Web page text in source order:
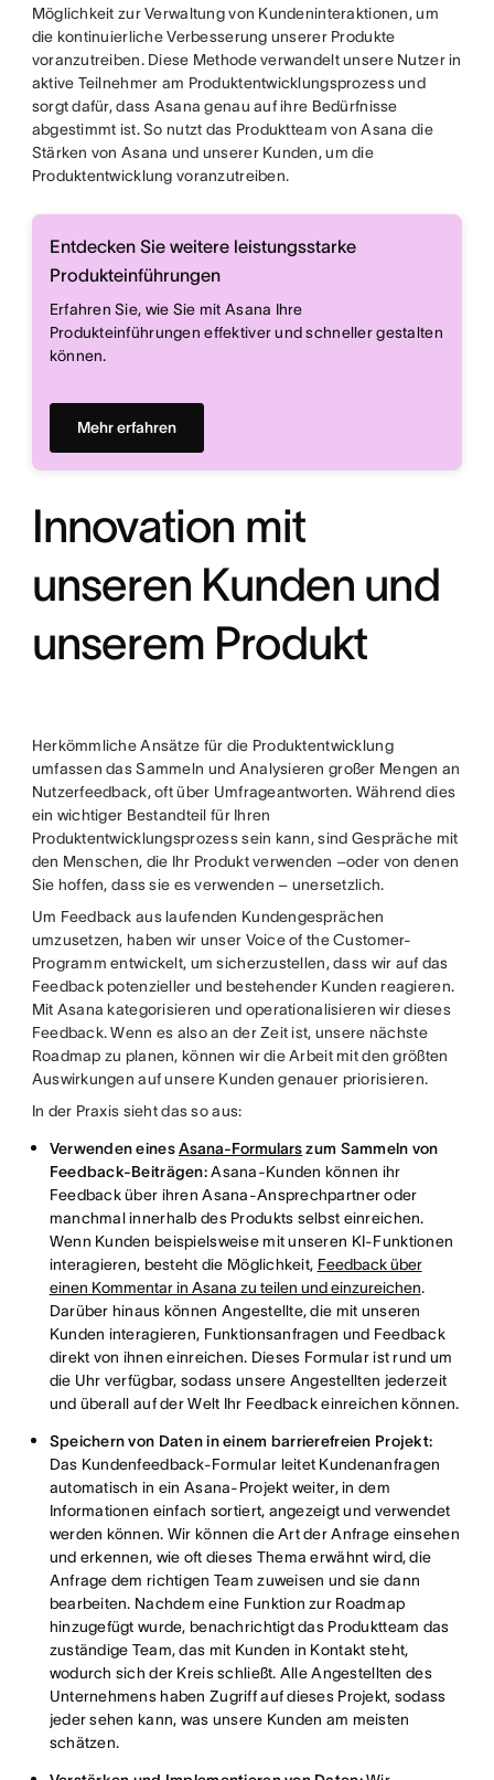
Möglichkeit zur Verwaltung von Kundeninteraktionen, um
die kontinuierliche Verbesserung unserer Produkte
voranzutreiben. Diese Methode verwandelt unsere Nutzer in
aktive Teilnehmer am Produktentwicklungsprozess und
sorgt dafür, dass Asana genau auf ihre Bedürfnisse
abgestimmt ist. So nutzt das Produktteam von Asana die
Stärken von Asana und unserer Kunden, um die
Produktentwicklung voranzutreiben.
Entdecken Sie weitere leistungsstarke
Produkteinführungen
Erfahren Sie, wie Sie mit Asana Ihre
Produkteinführungen effektiver und schneller gestalten
können.
Mehr erfahren
Innovation mit
unseren Kunden und
unserem Produkt
Herkömmliche Ansätze für die Produktentwicklung
umfassen das Sammeln und Analysieren großer Mengen an
Nutzerfeedback, oft über Umfrageantworten. Während dies
ein wichtiger Bestandteil für Ihren
Produktentwicklungsprozess sein kann, sind Gespräche mit
den Menschen, die Ihr Produkt verwenden –oder von denen
Sie hoffen, dass sie es verwenden – unersetzlich.
Um Feedback aus laufenden Kundengesprächen
umzusetzen, haben wir unser Voice of the Customer-
Programm entwickelt, um sicherzustellen, dass wir auf das
Feedback potenzieller und bestehender Kunden reagieren.
Mit Asana kategorisieren und operationalisieren wir dieses
Feedback. Wenn es also an der Zeit ist, unsere nächste
Roadmap zu planen, können wir die Arbeit mit den größten
Auswirkungen auf unsere Kunden genauer priorisieren.
In der Praxis sieht das so aus:
Verwenden einesAsana-Formularszum Sammeln von
Feedback-Beiträgen:Asana-Kunden können ihr
Feedback über ihren Asana-Ansprechpartner oder
manchmal innerhalb des Produkts selbst einreichen.
Wenn Kunden beispielsweise mit unseren KI-Funktionen
interagieren, besteht die Möglichkeit, Feedback über
einen Kommentar in Asana zu teilen und einzureichen.
Darüber hinaus können Angestellte, die mit unseren
Kunden interagieren, Funktionsanfragen und Feedback
direkt von ihnen einreichen. Dieses Formular ist rund um
die Uhr verfügbar, sodass unsere Angestellten jederzeit
und überall auf der Welt Ihr Feedback einreichen können.
Speichern von Daten in einem barrierefreien Projekt:
Das Kundenfeedback-Formular leitet Kundenanfragen
automatisch in ein Asana-Projekt weiter, in dem
Informationen einfach sortiert, angezeigt und verwendet
werden können. Wir können die Art der Anfrage einsehen
und erkennen, wie oft dieses Thema erwähnt wird, die
Anfrage dem richtigen Team zuweisen und sie dann
bearbeiten. Nachdem eine Funktion zur Roadmap
hinzugefügt wurde, benachrichtigt das Produktteam das
zuständige Team, das mit Kunden in Kontakt steht,
wodurch sich der Kreis schließt. Alle Angestellten des
Unternehmens haben Zugriff auf dieses Projekt, sodass
jeder sehen kann, was unsere Kunden am meisten
schätzen.